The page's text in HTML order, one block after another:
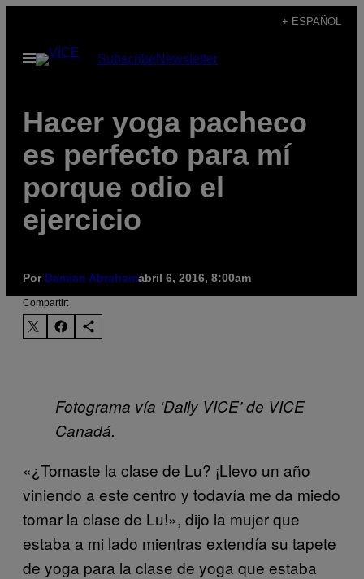
contenido
+ ESPAÑOL
Abrir
Menú
SubscribeNewsletter
Hacer yoga pacheco
es perfecto para mí
porque odio el
ejercicio
Por Damian Abrahamabril 6, 2016, 8:00am
Compartir:
Fotograma vía ‘Daily VICE’ de VICE
Canadá.
«¿Tomaste la clase de Lu? ¡Llevo un año
viniendo a este centro y todavía me da miedo
tomar la clase de Lu!», dijo la mujer que
estaba a mi lado mientras extendía su tapete
de yoga para la clase de yoga que estaba